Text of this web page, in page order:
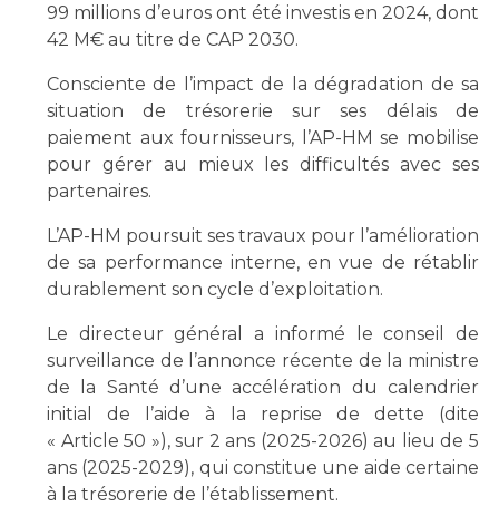
99 millions d’euros ont été investis en 2024, dont
42 M€ au titre de CAP 2030.
Consciente de l’impact de la dégradation de sa
situation de trésorerie sur ses délais de
paiement aux fournisseurs, l’AP-HM se mobilise
pour gérer au mieux les difficultés avec ses
partenaires.
L’AP-HM poursuit ses travaux pour l’amélioration
de sa performance interne, en vue de rétablir
durablement son cycle d’exploitation.
Le directeur général a informé le conseil de
surveillance de l’annonce récente de la ministre
de la Santé d’une accélération du calendrier
initial de l’aide à la reprise de dette (dite
« Article 50 »), sur 2 ans (2025-2026) au lieu de 5
ans (2025-2029), qui constitue une aide certaine
à la trésorerie de l’établissement.